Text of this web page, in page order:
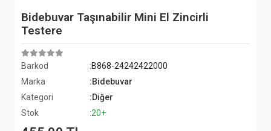
Bidebuvar Taşınabilir Mini El Zincirli
Testere
Barkod
:B868-24242422000
Marka
:Bidebuvar
Kategori
:Diğer
Stok
:20+